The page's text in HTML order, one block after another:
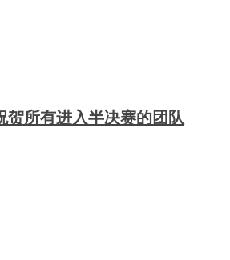
所有进入半决赛的团队